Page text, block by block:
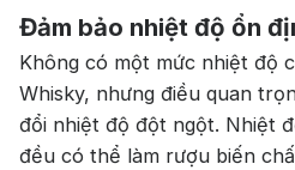
Đảm bảo nhiệt độ ổn
Không có một mức nhiệt độ
Whisky, nhưng điều quan
đổi nhiệt độ đột ngột. Nhiệt
đều có thể làm rượu biến